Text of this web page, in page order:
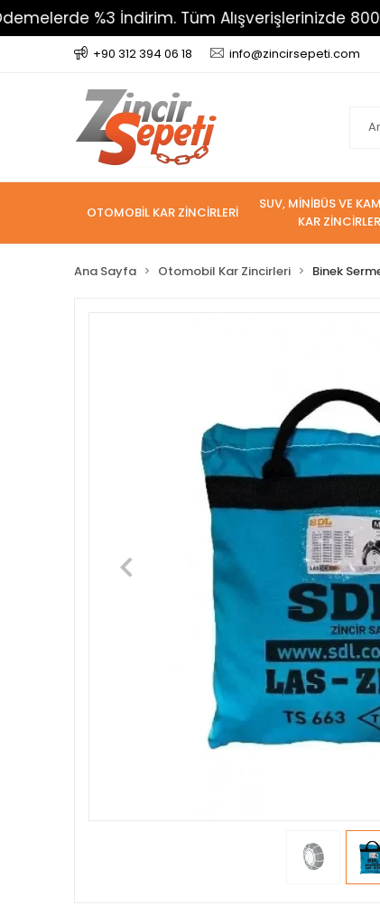
%3 İndirim. Tüm Alışverişlerinizde 800 TL
+90 312 394 06 18 info@zincirsepeti.com
OTOMOBİL KAR ZİNCİRLERİ
SUV, MİNİBÜS VE
KAR
Ana Sayfa Otomobil Kar Zincirleri Binek